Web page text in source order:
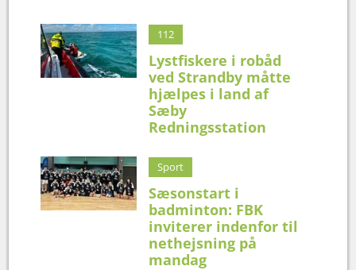
112
Lystfiskere i robåd
ved Strandby måtte
hjælpes i land af
Sæby
Redningsstation
Sport
Sæsonstart i
badminton: FBK
inviterer indenfor til
nethejsning på
mandag